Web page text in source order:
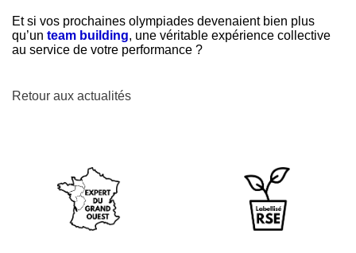
Et si vos prochaines olympiades devenaient bien plus
qu’un team building, une véritable expérience collective
au service de votre performance ?
Retour aux actualités